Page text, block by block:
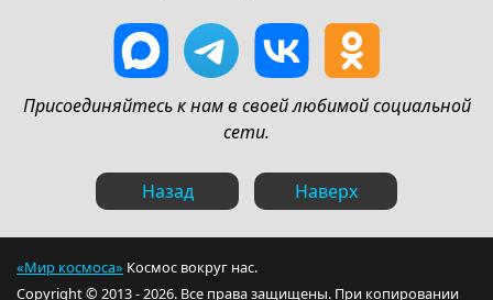
Присоединяйтесь к нам в своей любимой социальной
сети.
Назад Наверх
«Мир космоса» Космос вокруг нас.
Copyright © 2013 - 2026. Все права защищены. При копировании